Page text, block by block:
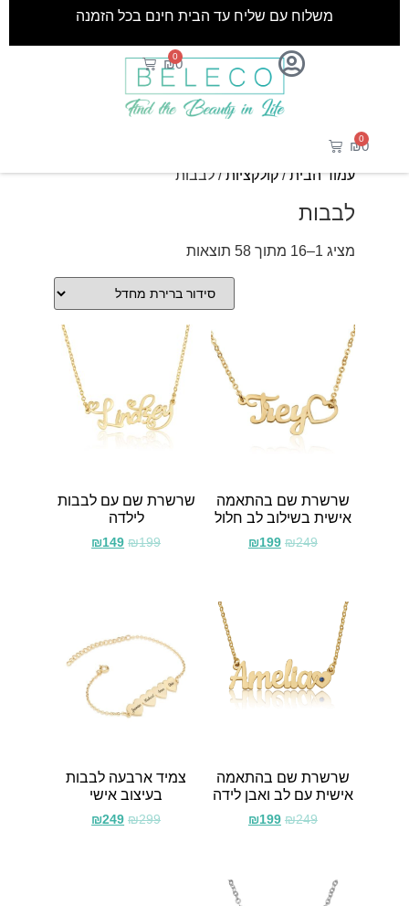
₪0
0
משלוח עם שליח עד הבית חינם בכל הזמנה
₪0
0
עמוד הבית/קולקציות/ לבבות
לבבות
מציג 1–16 מתוך 58 תוצאות
שרשרת שם בהתאמה
אישית בשילוב לב חלול
₪249
₪199
שרשרת שם עם לבבות
לילדה
₪199
₪149
שרשרת שם בהתאמה
אישית עם לב ואבן לידה
₪249
₪199
צמיד ארבעה לבבות
בעיצוב אישי
₪299
₪249